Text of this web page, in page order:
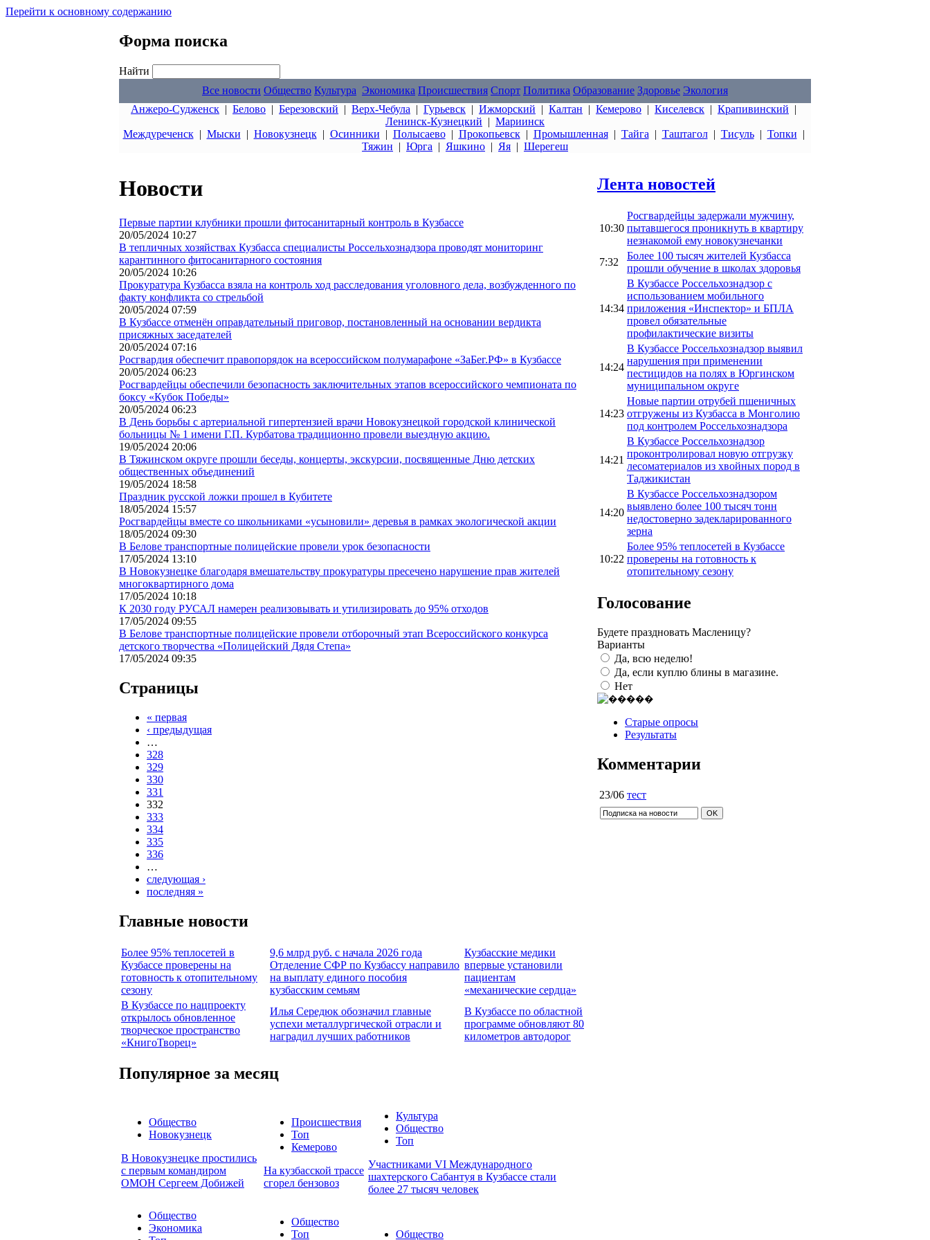
Перейти к основному содержанию
Форма поиска
Найти
Все новости Общество Культура Экономика Происшествия Спорт Политика Образование Здоровье Экология
Анжеро-Судженск | Белово | Березовский | Верх-Чебула | Гурьевск | Ижморский | Калтан | Кемерово | Киселевск | Крапивинский |
Ленинск-Кузнецкий | Мариинск
Междуреченск| Мыски | Новокузнецк| Осинники | Полысаево| Прокопьевск| Промышленная| Тайга | Таштагол| Тисуль| Топки |
Тяжин | Юрга | Яшкино | Яя | Шерегеш
Новости
Первые партии клубники прошли фитосанитарный контроль в Кузбассе
20/05/2024 10:27
В тепличных хозяйствах Кузбасса специалисты Россельхознадзора проводят мониторинг
карантинного фитосанитарного состояния
20/05/2024 10:26
Прокуратура Кузбасса взяла на контроль ход расследования уголовного дела, возбужденного по
факту конфликта со стрельбой
20/05/2024 07:59
В Кузбассе отменён оправдательный приговор, постановленный на основании вердикта
присяжных заседателей
20/05/2024 07:16
Росгвардия обеспечит правопорядок на всероссийском полумарафоне «ЗаБег.РФ» в Кузбассе
20/05/2024 06:23
Росгвардейцы обеспечили безопасность заключительных этапов всероссийского чемпионата по
боксу «Кубок Победы»
20/05/2024 06:23
В День борьбы с артериальной гипертензией врачи Новокузнецкой городской клинической
больницы № 1 имени Г.П. Курбатова традиционно провели выездную акцию.
19/05/2024 20:06
В Тяжинском округе прошли беседы, концерты, экскурсии, посвященные Дню детских
общественных объединений
19/05/2024 18:58
Праздник русской ложки прошел в Кубитете
18/05/2024 15:57
Росгвардейцы вместе со школьниками «усыновили» деревья в рамках экологической акции
18/05/2024 09:30
В Белове транспортные полицейские провели урок безопасности
17/05/2024 13:10
В Новокузнецке благодаря вмешательству прокуратуры пресечено нарушение прав жителей
многоквартирного дома
17/05/2024 10:18
К 2030 году РУСАЛ намерен реализовывать и утилизировать до 95% отходов
17/05/2024 09:55
В Белове транспортные полицейские провели отборочный этап Всероссийского конкурса
детского творчества «Полицейский Дядя Степа»
17/05/2024 09:35
Страницы
« первая
‹ предыдущая
…
328
329
330
331
332
333
334
335
336
…
следующая ›
последняя »
Главные новости
Более 95% теплосетей в
Кузбассе проверены на
готовность к отопительному
сезону
9,6 млрд руб. с начала 2026 года
Отделение СФР по Кузбассу направило
на выплату единого пособия
кузбасским семьям
Кузбасские медики
впервые установили
пациентам
«механические сердца»
В Кузбассе по нацпроекту
открылось обновленное
творческое пространство
«КнигоТворец»
Илья Середюк обозначил главные
успехи металлургической отрасли и
наградил лучших работников
В Кузбассе по областной
программе обновляют 80
километров автодорог
Популярное за месяц
Общество
Новокузнецк
В Новокузнецке простились
с первым командиром
ОМОН Сергеем Добижей
Происшествия
Топ
Кемерово
На кузбасской трассе
сгорел бензовоз
Культура
Общество
Топ
Участниками VI Международного
шахтерского Сабантуя в Кузбассе стали
более 27 тысяч человек
Общество
Экономика
Общество
Топ
Общество
Лента новостей
10:30
Росгвардейцы задержали мужчину,
пытавшегося проникнуть в квартиру
незнакомой ему новокузнечанки
7:32
Более 100 тысяч жителей Кузбасса
прошли обучение в школах здоровья
14:34
В Кузбассе Россельхознадзор с
использованием мобильного
приложения «Инспектор» и БПЛА
провел обязательные
профилактические визиты
14:24
В Кузбассе Россельхознадзор выявил
нарушения при применении
пестицидов на полях в Юргинском
муниципальном округе
14:23
Новые партии отрубей пшеничных
отгружены из Кузбасса в Монголию
под контролем Россельхознадзора
14:21
В Кузбассе Россельхознадзор
проконтролировал новую отгрузку
лесоматериалов из хвойных пород в
Таджикистан
14:20
В Кузбассе Россельхознадзором
выявлено более 100 тысяч тонн
недостоверно задекларированного
зерна
10:22
Более 95% теплосетей в Кузбассе
проверены на готовность к
отопительному сезону
Голосование
Будете праздновать Масленицу?
Варианты
Да, всю неделю!
Да, если куплю блины в магазине.
Нет
Старые опросы
Результаты
Комментарии
23/06 тест